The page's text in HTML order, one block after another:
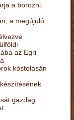
a borozni,
a megújuló
az Egri
kóstolásán
gazdag